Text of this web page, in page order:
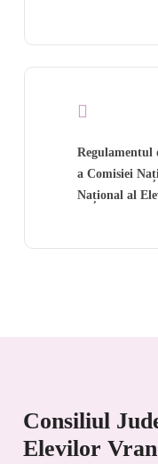
Regulamentul
a Comisiei
Național al
Consiliul
Elevilor